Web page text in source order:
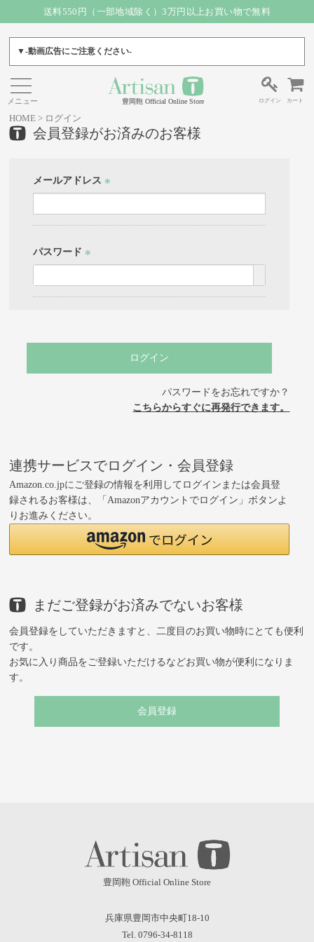
送料550円（一部地域除く）3万円以上お買い物で無料
▼-動画広告にご注意ください-
豊岡鞄 Official Online Store ログイン カート
HOME ログイン
会員登録がお済みのお客様
メールアドレス
須)
パスワード
須)
ログイン
パスワードをお忘れですか？
こちらからすぐに再発行できます。
連携サービスでログイン・会員登録
Amazon.co.jpにご登録の情報を利用してログインまたは会員登
録されるお客様は、「Amazonアカウントでログイン」ボタンよ
りお進みください。
まだご登録がお済みでないお客様
会員登録をしていただきますと、二度目のお買い物時にとても便利
です。
お気に入り商品をご登録いただけるなどお買い物が便利になりま
す。
会員登録
豊岡鞄 Official Online Store
兵庫県豊岡市中央町18-10
Tel. 0796-34-8118